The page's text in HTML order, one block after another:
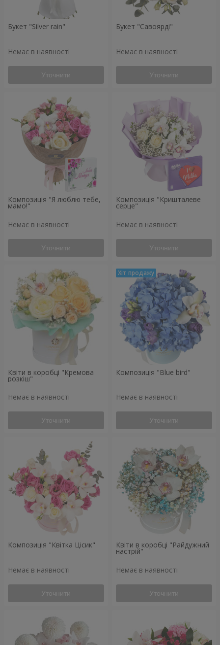
Букет "Silver rain"
Немає в наявності
Уточнити
Букет "Савоярді"
Немає в наявності
Уточнити
Композиція "Я люблю тебе,
мамо!"
Немає в наявності
Уточнити
Композиція "Кришталеве
серце"
Немає в наявності
Уточнити
Квіти в коробці "Кремова
розкіш"
Немає в наявності
Уточнити
Композиція "Blue bird"
Немає в наявності
Уточнити
Композиція "Квітка Цісик"
Немає в наявності
Уточнити
Квіти в коробці "Райдужний
настрій"
Немає в наявності
Уточнити